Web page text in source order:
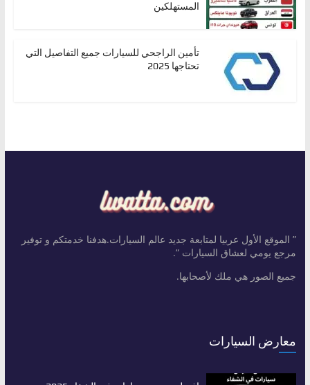
المستهلكين
تأمين الراجحي للسيارات جميع التفاصيل التي
تحتاجها 2025
” الموقع الأول عربيا لمتابعة جديد عالم السيارات.هدفنا خدمتكم و توفير
مرجع يومي لعشاق السيارات “.
جميع الصور هي ملك لأصحابها.
معارض السيارات